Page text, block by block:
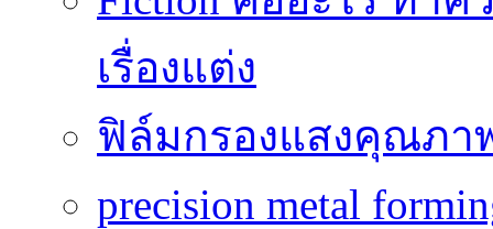
เรื่องแต่ง
ฟิล์มกรองแสงคุณภา
precision metal